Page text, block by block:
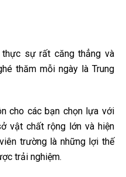
thực sự rất căng thẳng và
thăm mỗi ngày là Trung
cho các bạn chọn lựa với
vật chất rộng lớn và hiện
trường là những lợi thế
trải nghiệm.